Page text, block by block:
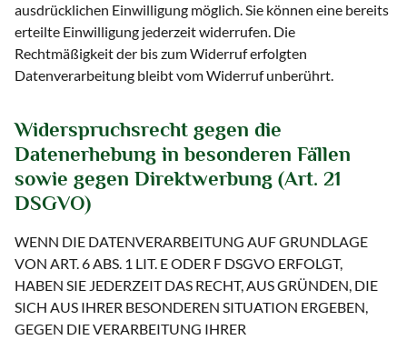
ausdrücklichen Einwilligung möglich. Sie können eine bereits
erteilte Einwilligung jederzeit widerrufen. Die
Rechtmäßigkeit der bis zum Widerruf erfolgten
Datenverarbeitung bleibt vom Widerruf unberührt.
Widerspruchsrecht gegen die
Datenerhebung in besonderen Fällen
sowie gegen Direktwerbung (Art. 21
DSGVO)
WENN DIE DATENVERARBEITUNG AUF GRUNDLAGE
VON ART. 6 ABS. 1 LIT. E ODER F DSGVO ERFOLGT,
HABEN SIE JEDERZEIT DAS RECHT, AUS GRÜNDEN, DIE
SICH AUS IHRER BESONDEREN SITUATION ERGEBEN,
GEGEN DIE VERARBEITUNG IHRER